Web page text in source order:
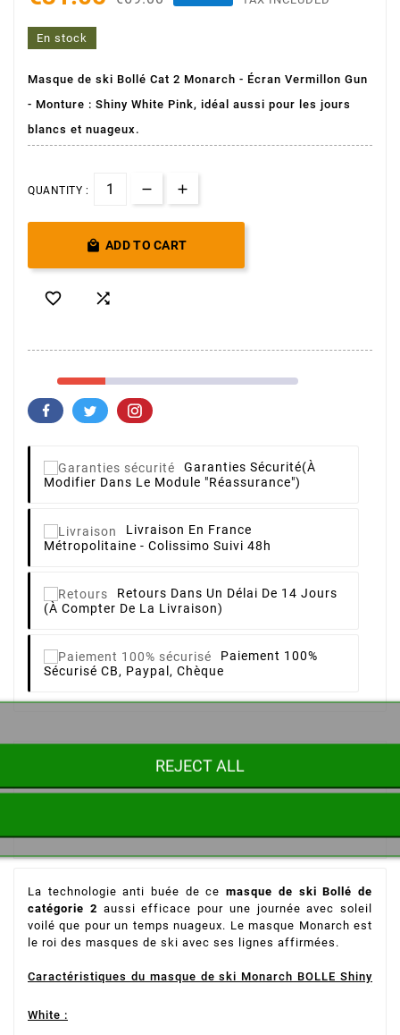
En stock
Masque de ski Bollé Cat 2 Monarch - Écran Vermillon Gun
- Monture : Shiny White Pink, idéal aussi pour les jours
blancs et nuageux.
QUANTITY :
 ADD TO CART
 
Garanties Sécurité(à
Modifier Dans Le Module "Réassurance")
Livraison En France
Métropolitaine - Colissimo Suivi 48h
Retours Dans Un Délai De 14 Jours
(à Compter De La Livraison)
Paiement 100%
Sécurisé CB, Paypal, Chèque
Description
Product Details
La technologie anti buée de cemasque de ski Bollé de
catégorie 2 aussi efficace pour une journée avec soleil
voilé que pour un temps nuageux. Le masque Monarch est
le roi des masques de ski avec ses lignes affirmées.
Caractéristiques du masque de ski Monarch BOLLE Shiny
White :
REJECT ALL